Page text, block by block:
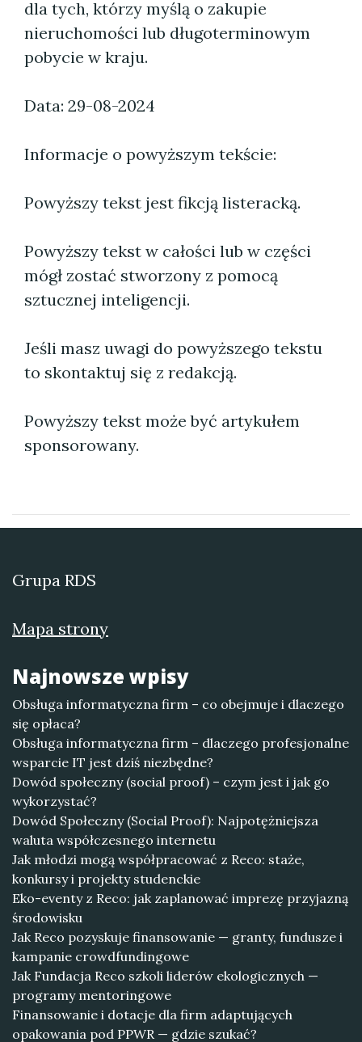
dla tych, którzy myślą o zakupie
nieruchomości lub długoterminowym
pobycie w kraju.
Data: 29-08-2024
Informacje o powyższym tekście:
Powyższy tekst jest fikcją listeracką.
Powyższy tekst w całości lub w części
mógł zostać stworzony z pomocą
sztucznej inteligencji.
Jeśli masz uwagi do powyższego tekstu
to skontaktuj się z redakcją.
Powyższy tekst może być artykułem
sponsorowany.
Grupa RDS
Mapa strony
Najnowsze wpisy
Obsługa informatyczna firm – co obejmuje i dlaczego
się opłaca?
Obsługa informatyczna firm – dlaczego profesjonalne
wsparcie IT jest dziś niezbędne?
Dowód społeczny (social proof) – czym jest i jak go
wykorzystać?
Dowód Społeczny (Social Proof): Najpotężniejsza
waluta współczesnego internetu
Jak młodzi mogą współpracować z Reco: staże,
konkursy i projekty studenckie
Eko-eventy z Reco: jak zaplanować imprezę przyjazną
środowisku
Jak Reco pozyskuje finansowanie — granty, fundusze i
kampanie crowdfundingowe
Jak Fundacja Reco szkoli liderów ekologicznych —
programy mentoringowe
Finansowanie i dotacje dla firm adaptujących
opakowania pod PPWR — gdzie szukać?